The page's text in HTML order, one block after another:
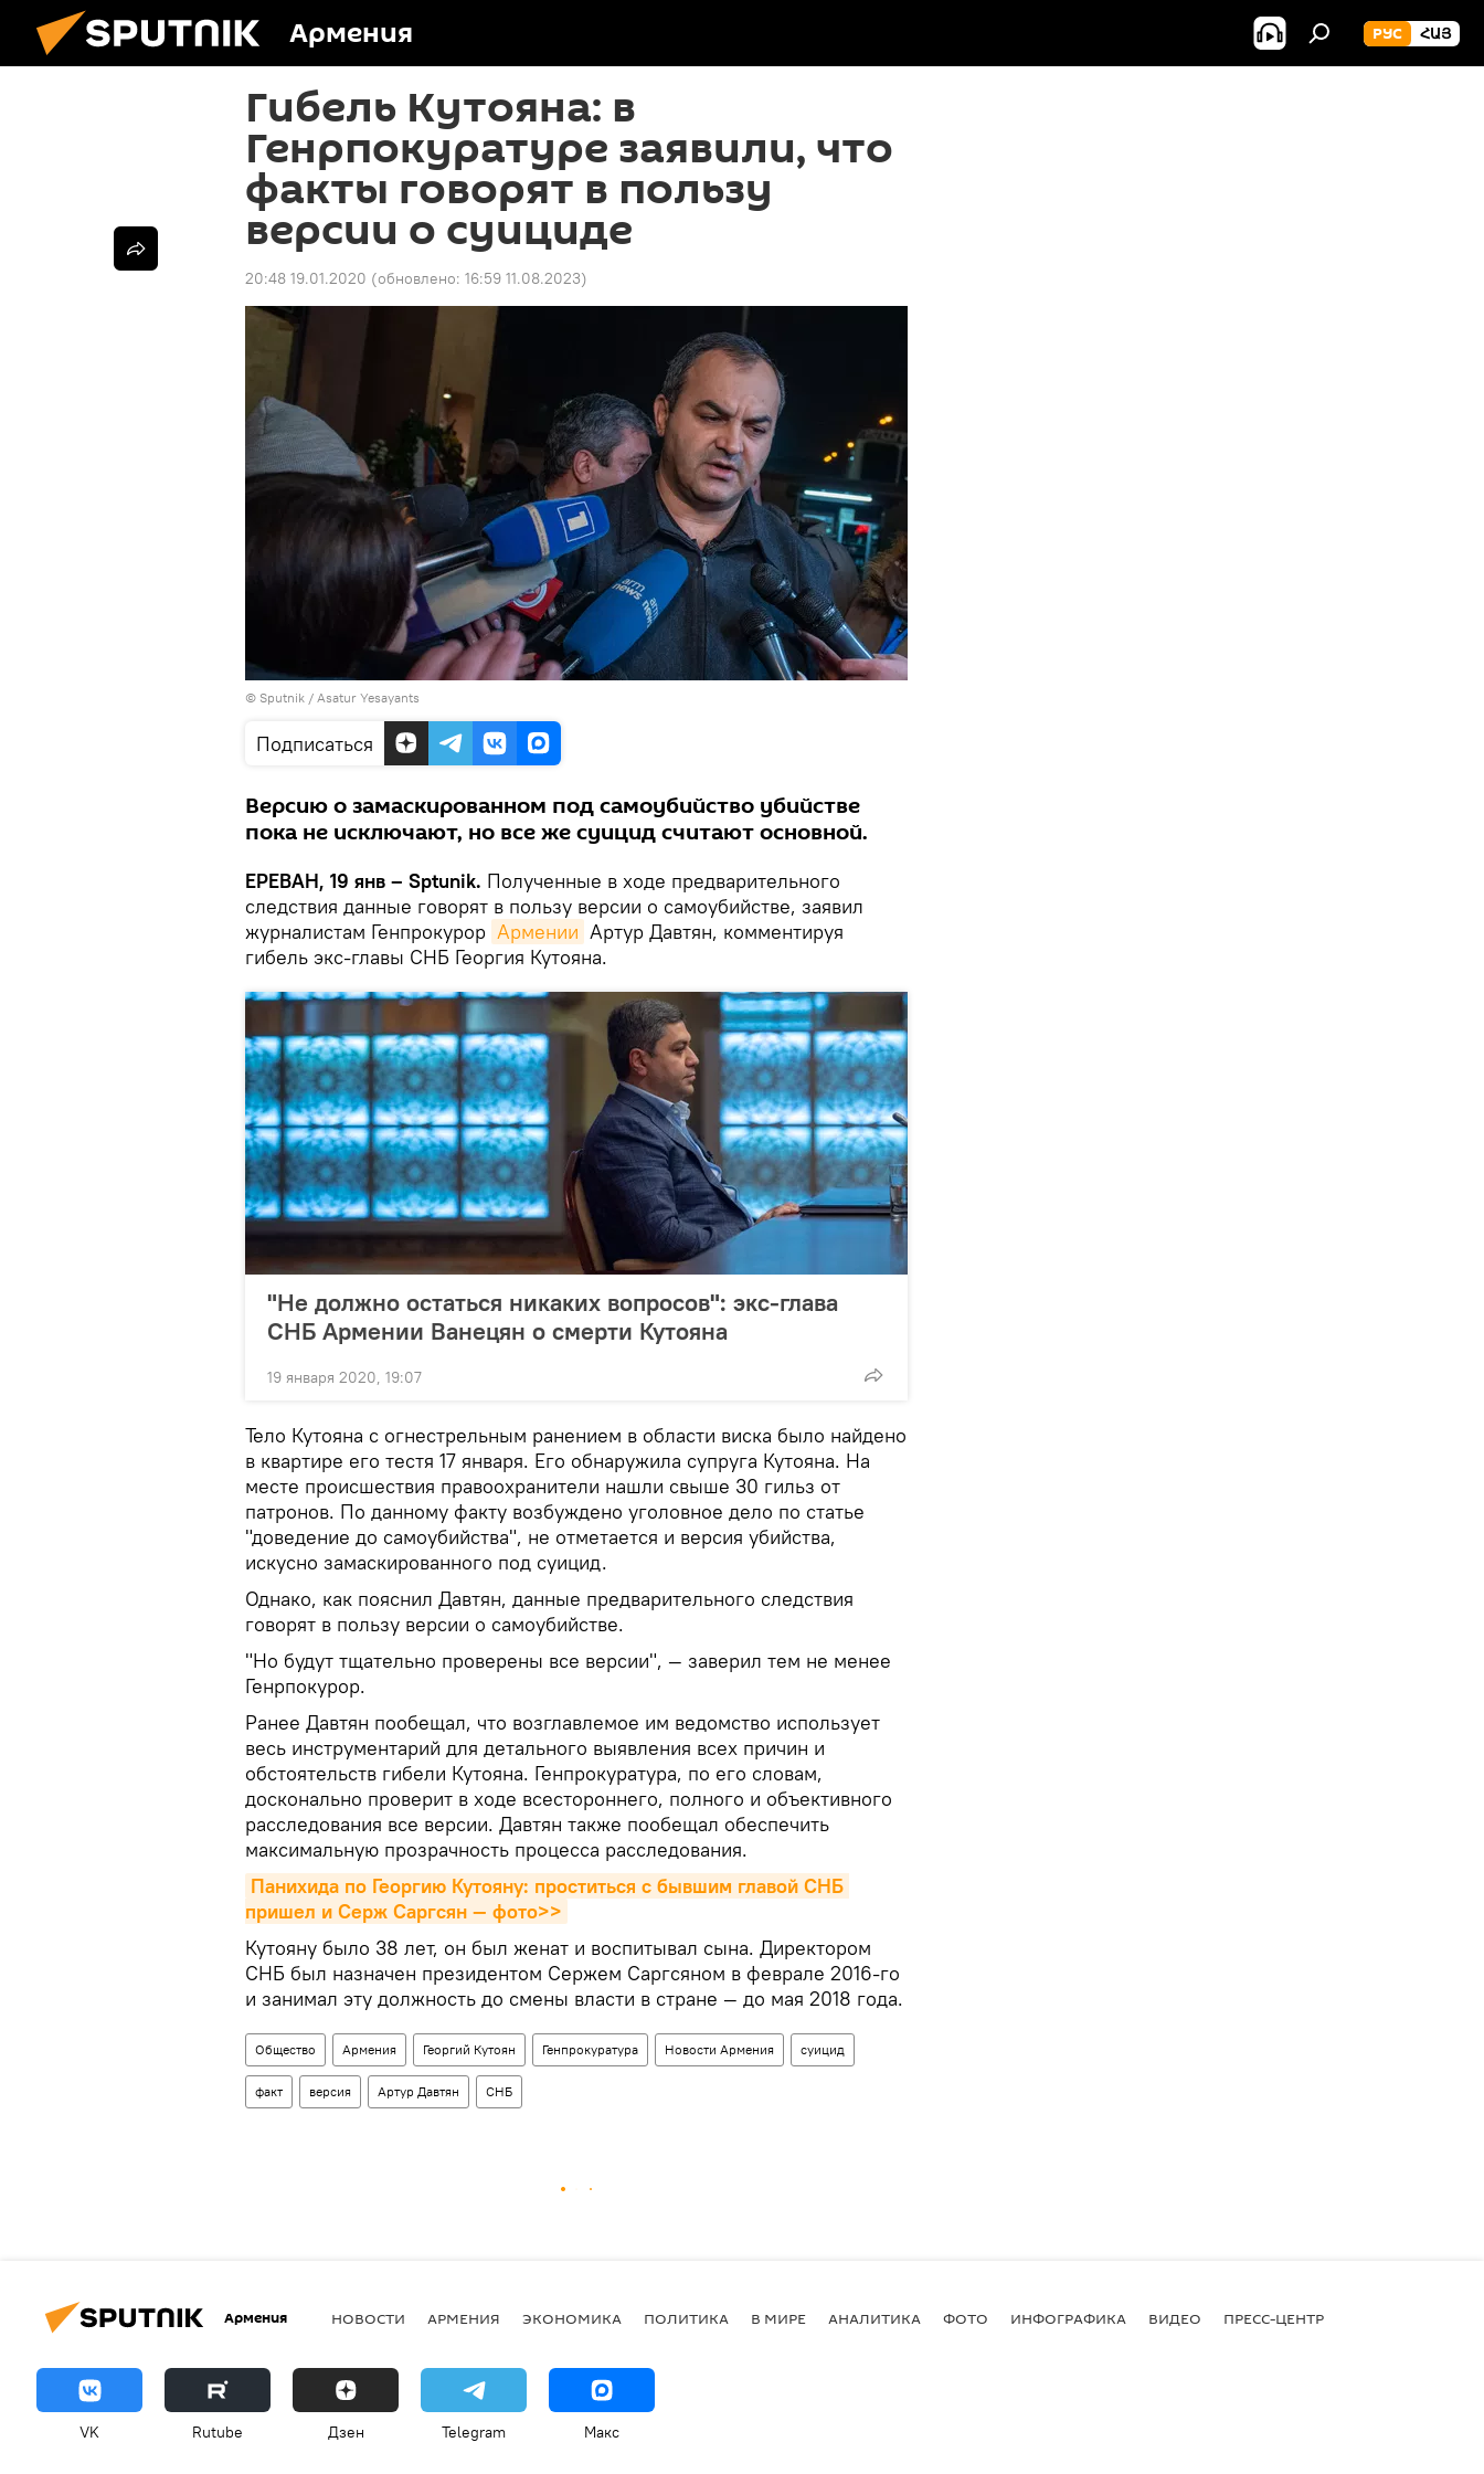
Армения РУС ՀԱՅ
Гибель Кутояна: в
Генрпокуратуре заявили, что
факты говорят в пользу
версии о суициде
20:48 19.01.2020 (обновлено: 16:59 11.08.2023)
© Sputnik / Asatur Yesayants
Подписаться
Версию о замаскированном под самоубийство убийстве
пока не исключают, но все же суицид считают основной.
ЕРЕВАН, 19 янв – Sptunik. Полученные в ходе предварительного
следствия данные говорят в пользу версии о самоубийстве, заявил
журналистам Генпрокурор Армении Артур Давтян, комментируя
гибель экс-главы СНБ Георгия Кутояна.
"Не должно остаться никаких вопросов": экс-глава
СНБ Армении Ванецян о смерти Кутояна
19 января 2020, 19:07
Тело Кутояна с огнестрельным ранением в области виска было найдено
в квартире его тестя 17 января. Его обнаружила супруга Кутояна. На
месте происшествия правоохранители нашли свыше 30 гильз от
патронов. По данному факту возбуждено уголовное дело по статье
"доведение до самоубийства", не отметается и версия убийства,
искусно замаскированного под суицид.
Однако, как пояснил Давтян, данные предварительного следствия
говорят в пользу версии о самоубийстве.
"Но будут тщательно проверены все версии", — заверил тем не менее
Генрпокурор.
Ранее Давтян пообещал, что возглавлемое им ведомство использует
весь инструментарий для детального выявления всех причин и
обстоятельств гибели Кутояна. Генпрокуратура, по его словам,
досконально проверит в ходе всестороннего, полного и объективного
расследования все версии. Давтян также пообещал обеспечить
максимальную прозрачность процесса расследования.
Панихида по Георгию Кутояну: проститься с бывшим главой СНБ
пришел и Серж Саргсян — фото>>
Кутояну было 38 лет, он был женат и воспитывал сына. Директором
СНБ был назначен президентом Сержем Саргсяном в феврале 2016-го
и занимал эту должность до смены власти в стране — до мая 2018 года.
Общество Армения Георгий Кутоян Генпрокуратура Новости Армения суицид
факт версия Артур Давтян СНБ
Армения НОВОСТИ АРМЕНИЯ ЭКОНОМИКА ПОЛИТИКА В МИРЕ АНАЛИТИКА ФОТО ИНФОГРАФИКА ВИДЕО ПРЕСС-ЦЕНТР
VK Rutube Дзен Telegram Макс